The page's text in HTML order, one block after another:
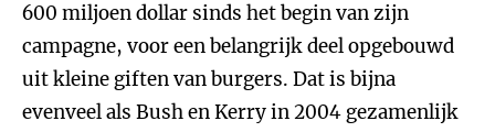
600 miljoen dollar sinds het begin van zijn
campagne, voor een belangrijk deel opgebouwd
uit kleine giften van burgers. Dat is bijna
evenveel als Bush en Kerry in 2004 gezamenlijk